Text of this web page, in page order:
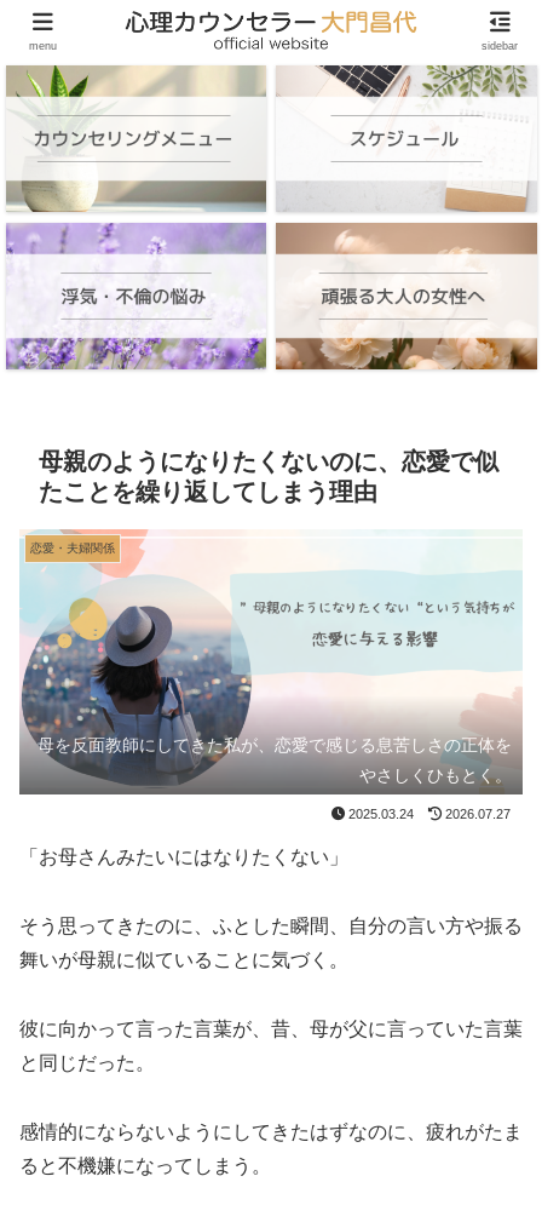
頑張る大人の女性のためのオンラインカウンセリング
母親のようになりたくないのに、恋愛で似
たことを繰り返してしまう理由
恋愛・夫婦関係
母を反面教師にしてきた私が、恋愛で感じる息苦しさの正体を
やさしくひもとく。
2025.03.24 2026.07.27
「お母さんみたいにはなりたくない」
そう思ってきたのに、ふとした瞬間、自分の言い方や振る
舞いが母親に似ていることに気づく。
彼に向かって言った言葉が、昔、母が父に言っていた言葉
と同じだった。
感情的にならないようにしてきたはずなのに、疲れがたま
ると不機嫌になってしまう。
menu sidebar